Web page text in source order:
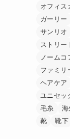
オフィス
ガーリー
サンリオ
ストリー
ノームコ
ファミリ
ヘアケア
ユニセッ
毛糸
海
靴
靴下